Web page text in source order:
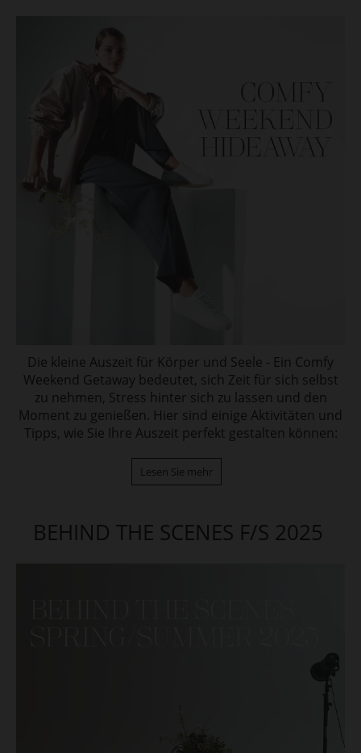
Die kleine Auszeit für Körper und Seele - Ein Comfy
Weekend Getaway bedeutet, sich Zeit für sich selbst
zu nehmen, Stress hinter sich zu lassen und den
Moment zu genießen. Hier sind einige Aktivitäten und
Tipps, wie Sie Ihre Auszeit perfekt gestalten können:
Lesen Sie mehr
BEHIND THE SCENES F/S 2025